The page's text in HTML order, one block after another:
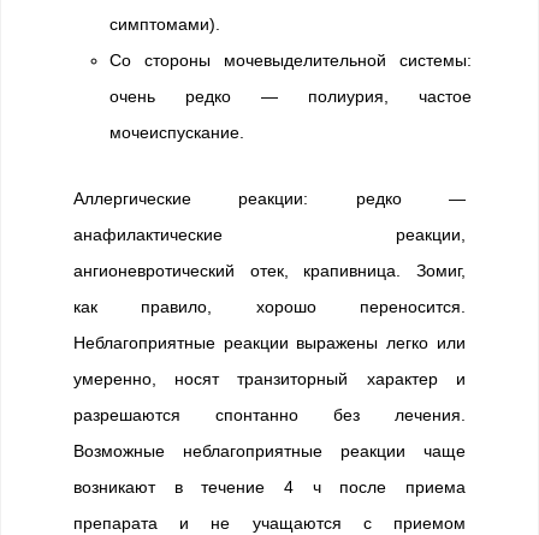
симптомами).
Со стороны мочевыделительной системы:
очень редко — полиурия, частое
мочеиспускание.
Аллергические реакции: редко —
анафилактические реакции,
ангионевротический отек, крапивница. Зомиг,
как правило, хорошо переносится.
Неблагоприятные реакции выражены легко или
умеренно, носят транзиторный характер и
разрешаются спонтанно без лечения.
Возможные неблагоприятные реакции чаще
возникают в течение 4 ч после приема
препарата и не учащаются с приемом